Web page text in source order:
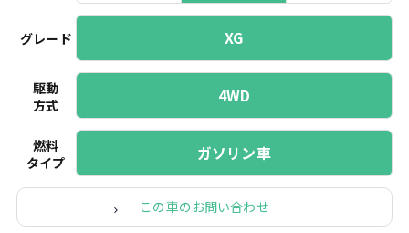
グレード XG
駆動
方式
4WD
燃料
タイプ
ガソリン車
この車のお問い合わせ